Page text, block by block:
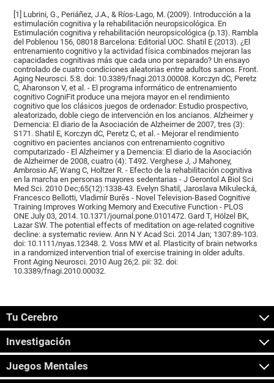
[1] Lubrini, G., Periáñez, J.A., & Ríos-Lago, M. (2009). Introducción a la
estimulación cognitiva y la rehabilitación neuropsicológica. En
Estimulación cognitiva y rehabilitación neuropsicológica (p.13). Rambla
del Poblenou 156, 08018 Barcelona: Editorial UOC. Shatil E (2013). ¿El
entrenamiento cognitivo y la actividad física combinados mejoran las
capacidades cognitivas más que cada uno por separado? Un ensayo
controlado de cuatro condiciones aleatorias entre adultos sanos. Front.
Aging Neurosci. 5:8. doi: 10.3389/fnagi.2013.00008. Korczyn dC, Peretz
C, Aharonson V, et al. - El programa informático de entrenamiento
cognitivo CogniFit produce una mejora mayor en el rendimiento
cognitivo que los clásicos juegos de ordenador: Estudio prospectivo,
aleatorizado, doble ciego de intervención en los ancianos. Alzheimer y
Demencia: El diario de la Asociación de Alzheimer de 2007, tres (3):
S171. Shatil E, Korczyn dC, Peretz C, et al. - Mejorar el rendimiento
cognitivo en pacientes ancianos con entrenamiento cognitivo
computarizado - El Alzheimer y a Demencia: El diario de la Asociación
de Alzheimer de 2008, cuatro (4): T492. Verghese J, J Mahoney,
Ambrosio AF, Wang C, Holtzer R. - Efecto de la rehabilitación cognitiva
en la marcha en personas mayores sedentarias - J Gerontol A Biol Sci
Med Sci. 2010 Dec;65(12):1338-43. Evelyn Shatil, Jaroslava Mikulecká,
Francesco Bellotti, Vladimír Burěs - Novel Television-Based Cognitive
Training Improves Working Memory and Executive Function - PLOS
ONE July 03, 2014. 10.1371/journal.pone.0101472. Gard T, Hölzel BK,
Lazar SW. The potential effects of meditation on age-related cognitive
decline: a systematic review. Ann N Y Acad Sci. 2014 Jan; 1307:89-103.
doi: 10.1111/nyas.12348. 2. Voss MW et al. Plasticity of brain networks
in a randomized intervention trial of exercise training in older adults.
Front Aging Neurosci. 2010 Aug 26;2. pii: 32. doi:
10.3389/fnagi.2010.00032.
Tu Cerebro
Investigación
Juegos Mentales